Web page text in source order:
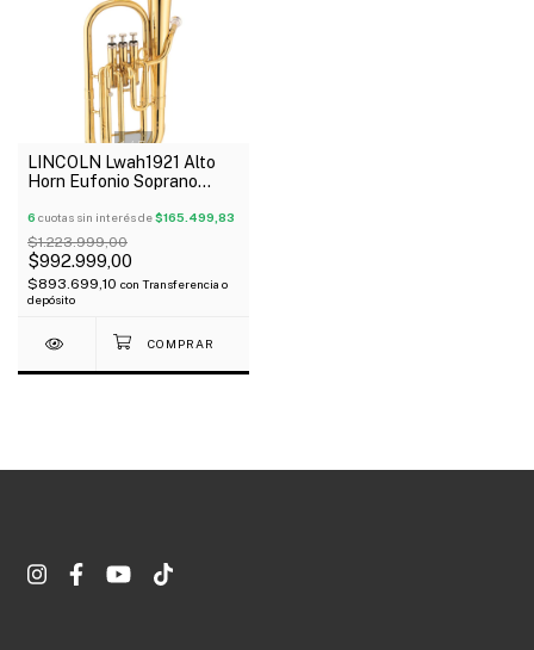
1/5
LINCOLN Lwah1921 Alto
Horn Eufonio Soprano
Estuche Outlet!
6 cuotas sin interés de$165.499,83
$1.223.999,00
$992.999,00
$893.699,10 con Transferencia o
depósito